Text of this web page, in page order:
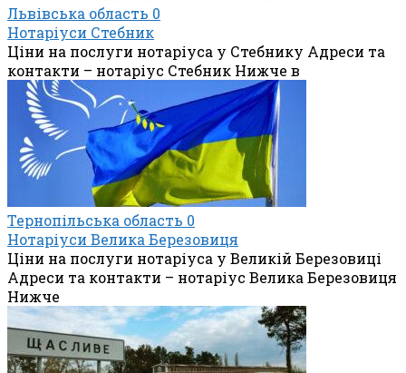
Львівська область 0
Нотаріуси Стебник
Ціни на послуги нотаріуса у Стебнику Адреси та
контакти – нотаріус Стебник Нижче в
Тернопільська область 0
Нотаріуси Велика Березовиця
Ціни на послуги нотаріуса у Великій Березовиці
Адреси та контакти – нотаріус Велика Березовиця
Нижче